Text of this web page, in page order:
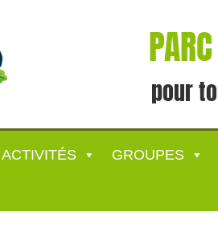
pour
GROUPES